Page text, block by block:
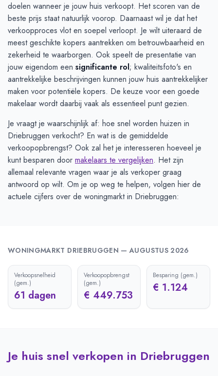
doelen wanneer je jouw huis verkoopt. Het scoren van de
beste prijs staat natuurlijk voorop. Daarnaast wil je dat het
verkoopproces vlot en soepel verloopt. Je wilt uiteraard de
meest geschikte kopers aantrekken om betrouwbaarheid en
zekerheid te waarborgen. Ook speelt de presentatie van
jouw eigendom een significante rol; kwaliteitsfoto's en
aantrekkelijke beschrijvingen kunnen jouw huis aantrekkelijker
maken voor potentiële kopers. De keuze voor een goede
makelaar wordt daarbij vaak als essentieel punt gezien.
Je vraagt je waarschijnlijk af: hoe snel worden huizen in
Driebruggen verkocht? En wat is de gemiddelde
verkoopopbrengst? Ook zal het je interesseren hoeveel je
kunt besparen door makelaars te vergelijken. Het zijn
allemaal relevante vragen waar je als verkoper graag
antwoord op wilt. Om je op weg te helpen, volgen hier de
actuele cijfers over de woningmarkt in Driebruggen:
WONINGMARKT DRIEBRUGGEN —AUGUSTUS 2026
Verkoopsnelheid
(gem.)
61 dagen
Verkoopopbrengst
(gem.)
€ 449.753
Besparing (gem.)
€ 1.124
Je huis snel verkopen in Driebruggen